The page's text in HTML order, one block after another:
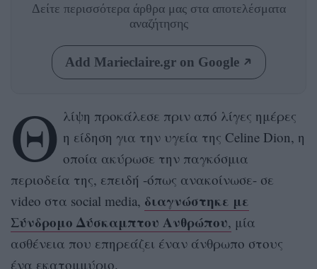
Δείτε περισσότερα άρθρα μας στα αποτελέσματα
αναζήτησης
Add Marieclaire.gr on Google
Θ λίψη προκάλεσε πριν από λίγες ημέρες
η είδηση για την υγεία της Celine Dion, η
οποία ακύρωσε την παγκόσμια
περιοδεία της, επειδή -όπως ανακοίνωσε- σε
video στα social media, διαγνώστηκε με
Σύνδρομο Δύσκαμπτου Ανθρώπου, μία
ασθένεια που επηρεάζει έναν άνθρωπο στους
ένα εκατομμύριο.